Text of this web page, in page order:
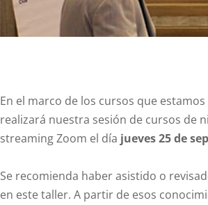
En el marco de los cursos que
realizará nuestra sesión de cursos de
streaming Zoom el día jueves 25 de
Se recomienda haber asistido o
en este taller. A partir de esos